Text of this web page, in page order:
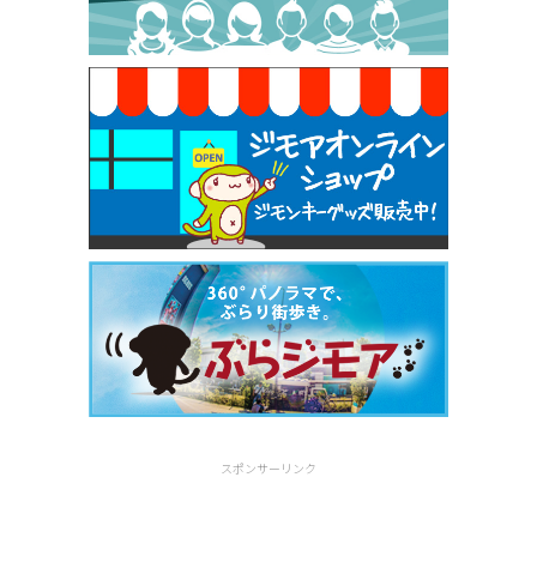
焼き餃子 一皿サービス（餃子酒場たっちゃん 西
早稲田店）
[有効期限]2026年9月30日
スポンサーリンク